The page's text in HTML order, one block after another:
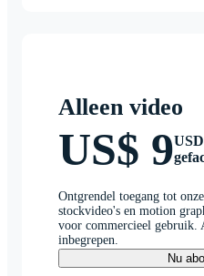
Alleen video
US$ 9
Ontgrendel toegang tot
stockvideo's en motion
voor commercieel gebruik.
inbegrepen.
Nu